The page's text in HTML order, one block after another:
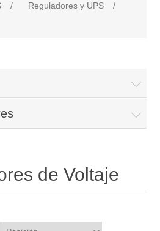
/ Reguladores y UPS
/
de Voltaje